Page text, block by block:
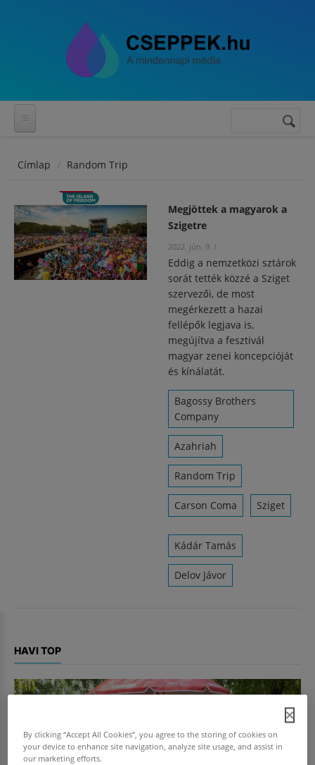
Keresés
Címlap Random Trip
Megjöttek a magyarok a
Szigetre
2022. jún. 9. /
Eddig a nemzetközi sztárok
sorát tették közzé a Sziget
szervezői, de most
megérkezett a hazai
fellépők legjava is,
megújítva a fesztivál
magyar zenei koncepcióját
és kínálatát.
Bagossy Brothers
Company
Azahriah
Random Trip
Carson Coma Sziget
Kádár Tamás
Delov Jávor
HAVI TOP
By clicking “Accept All Cookies”, you agree to the storing of cookies on
your device to enhance site navigation, analyze site usage, and assist in
our marketing efforts.